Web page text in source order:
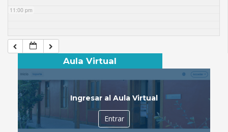
11:00 pm
Aula Virtual
Ingresar al Aula Virtual
Entrar